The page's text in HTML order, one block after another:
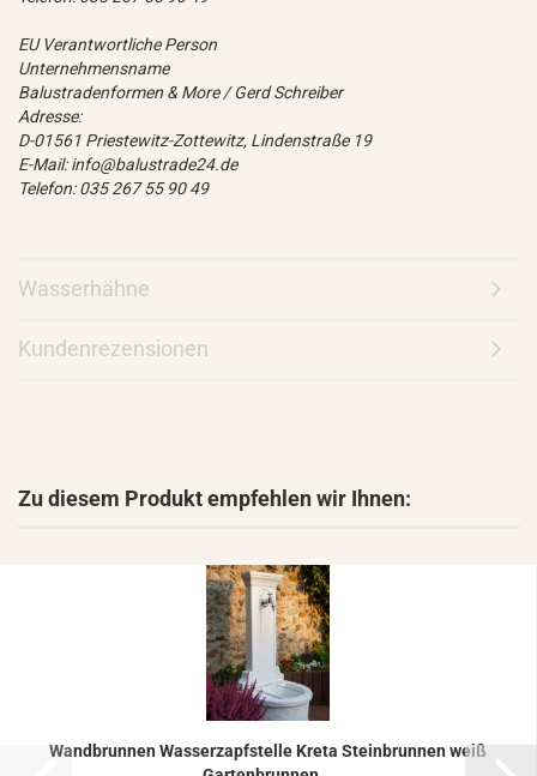
EU Verantwortliche Person
Unternehmensname
Balustradenformen & More / Gerd Schreiber
Adresse:
D-01561 Priestewitz-Zottewitz, Lindenstraße 19
E-Mail: info@balustrade24.de
Telefon: 035 267 55 90 49
Wasserhähne
Kundenrezensionen
Zu diesem Produkt empfehlen wir Ihnen:
Wand­brun­nen Was­ser­zapf­stel­le Kreta Stein­brun­nen weiß